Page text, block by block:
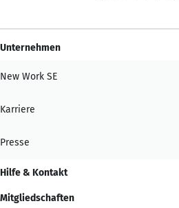
Unternehmen
New Work SE
Karriere
Presse
Hilfe & Kontakt
Mitgliedschaften